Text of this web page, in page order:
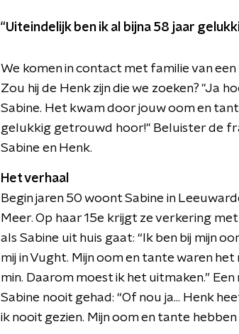
“Uiteindelijk ben ik al bijna 58 jaar
We komen in contact met familie van
Zou hij de Henk zijn die we zoeken? "Ja
Sabine. Het kwam door jouw oom en
gelukkig getrouwd hoor!" Beluister de
Sabine en Henk.
Het verhaal
Begin jaren 50 woont Sabine in
Meer. Op haar 15e krijgt ze verkering
als Sabine uit huis gaat: “Ik ben bij mijn
mij in Vught. Mijn oom en tante waren
min. Daarom moest ik het uitmaken.”
Sabine nooit gehad: “Of nou ja... Henk
ik nooit gezien. Mijn oom en tante